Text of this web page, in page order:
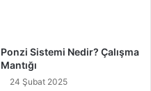
Ponzi Sistemi Nedir? Çalışma
Mantığı
24 Şubat 2025